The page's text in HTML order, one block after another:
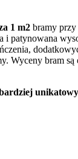
1 m2 bramy przy
i patynowana
Wyceny bram są